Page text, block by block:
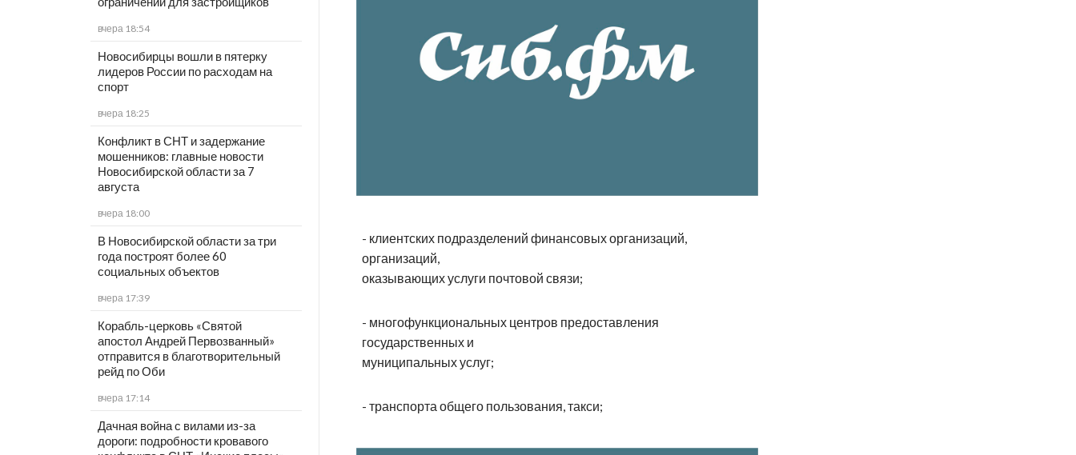
вчера 18:54
Новосибирцы вошли в пятерку
лидеров России по расходам на
спорт
вчера 18:25
Конфликт в СНТ и задержание
мошенников: главные новости
Новосибирской области за 7
августа
вчера 18:00
В Новосибирской области за три
года построят более 60
социальных объектов
вчера 17:39
Корабль-церковь «Святой
апостол Андрей Первозванный»
отправится в благотворительный
рейд по Оби
вчера 17:14
Дачная война с вилами из-за
дороги: подробности кровавого
- клиентских подразделений финансовых организаций,
организаций,
оказывающих услуги почтовой связи;
- многофункциональных центров предоставления
государственных и
муниципальных услуг;
- транспорта общего пользования, такси;